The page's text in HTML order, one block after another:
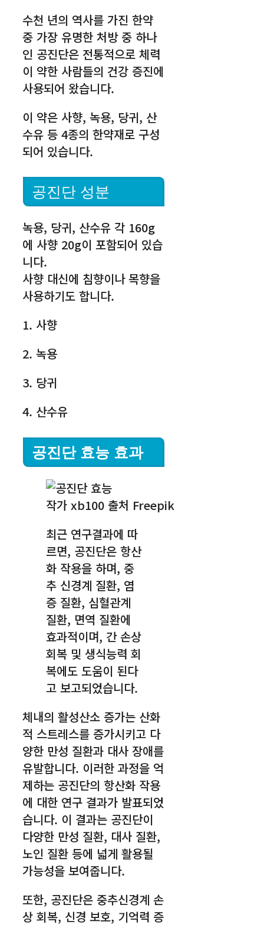
수천 년의 역사를 가진 한약
중 가장 유명한 처방 중 하나
인 공진단은 전통적으로 체력
이 약한 사람들의 건강 증진에
사용되어 왔습니다.
이 약은 사향, 녹용, 당귀, 산
수유 등 4종의 한약재로 구성
되어 있습니다.
공진단 성분
녹용, 당귀, 산수유 각 160g
에 사향 20g이 포함되어 있습
니다.
사향 대신에 침향이나 목향을
사용하기도 합니다.
1. 사향
2. 녹용
3. 당귀
4. 산수유
공진단 효능 효과
작가 xb100 출처 Freepik
최근 연구결과에 따
르면, 공진단은 항산
화 작용을 하며, 중
추 신경계 질환, 염
증 질환, 심혈관계
질환, 면역 질환에
효과적이며, 간 손상
회복 및 생식능력 회
복에도 도움이 된다
고 보고되었습니다.
체내의 활성산소 증가는 산화
적 스트레스를 증가시키고 다
양한 만성 질환과 대사 장애를
유발합니다. 이러한 과정을 억
제하는 공진단의 항산화 작용
에 대한 연구 결과가 발표되었
습니다. 이 결과는 공진단이
다양한 만성 질환, 대사 질환,
노인 질환 등에 넓게 활용될
가능성을 보여줍니다.
또한, 공진단은 중추신경계 손
상 회복, 신경 보호, 기억력 증